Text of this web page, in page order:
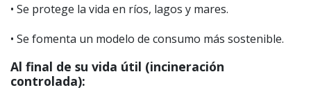
• Se protege la vida en ríos, lagos y mares.
• Se fomenta un modelo de consumo más sostenible.
Al final de su vida útil (incineración
controlada):